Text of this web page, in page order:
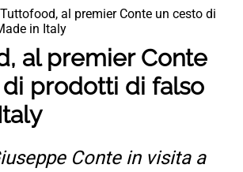
Tuttofood, al premier Conte un cesto di
in Italy
al premier Conte
prodotti di falso
Conte in visita a